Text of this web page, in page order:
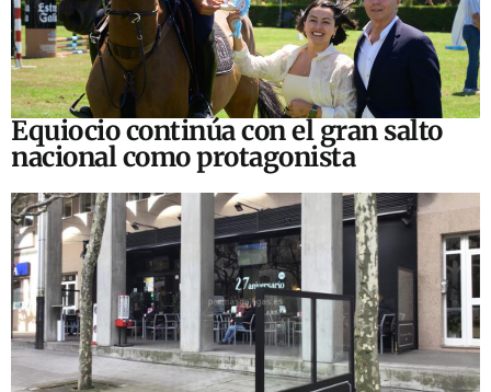
Equiocio continúa con el gran salto
nacional como protagonista